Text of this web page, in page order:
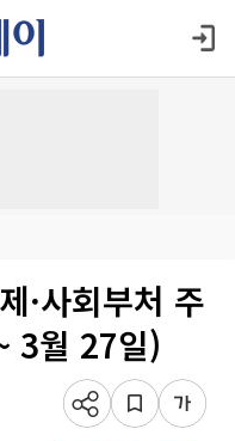
·사회부처 주
3월 27일)